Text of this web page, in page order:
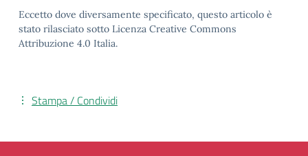
Eccetto dove diversamente specificato, questo articolo è
stato rilasciato sotto Licenza Creative Commons
Attribuzione 4.0 Italia.
Stampa / Condividi